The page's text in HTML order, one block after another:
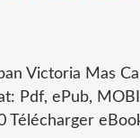
Victoria Mas
Pdf, ePub,
Télécharger